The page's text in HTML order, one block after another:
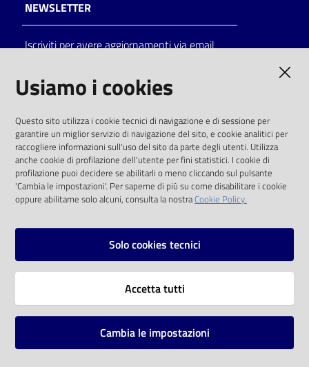
Catalogo
on line
Eventi
Chiedi al
bibliotecario
NEWSLETTER
Iscriviti per avere aggiornamenti via email
solo alle condizioni previste dalla direttiva
comunitaria 2003/98/CE e dal d.lgs. 36/2006
SOCIAL
Instagram
Vai alla pagina
Mappa del sito
Usiamo i cookies
Questo sito utilizza i cookie tecnici di navigazione e di sessione per
garantire un miglior servizio di navigazione del sito, e cookie analitici per
raccogliere informazioni sull'uso del sito da parte degli utenti. Utilizza
anche cookie di profilazione dell'utente per fini statistici. I cookie di
profilazione puoi decidere se abilitarli o meno cliccando sul pulsante
'Cambia le impostazioni'. Per saperne di più su come disabilitare i cookie
oppure abilitarne solo alcuni, consulta la nostraCookie Policy.
Solo cookies tecnici
Accetta tutti
Cambia le impostazioni